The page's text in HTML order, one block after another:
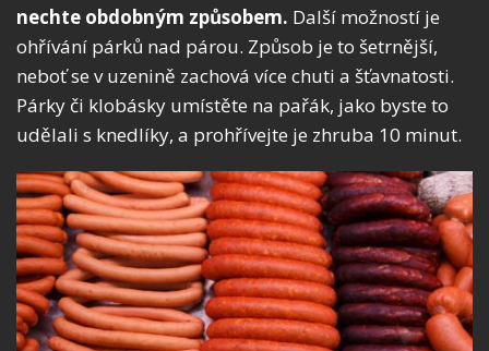
nechte obdobným způsobem. Další možností je
ohřívání párků nad párou. Způsob je to šetrnější,
neboť se v uzenině zachová více chuti a šťavnatosti.
Párky či klobásky umístěte na pařák, jako byste to
udělali s knedlíky, a prohřívejte je zhruba 10 minut.